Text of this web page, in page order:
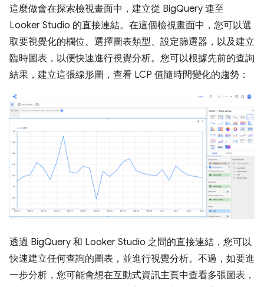
這麼做會在探索檢視畫面中，建立從 BigQuery 連至
Looker Studio 的直接連結。在這個檢視畫面中，您可以選
取要視覺化的欄位、選擇圖表類型、設定篩選器，以及建立
臨時圖表，以便快速進行視覺分析。您可以根據先前的查詢
結果，建立這張線形圖，查看 LCP 值隨時間變化的趨勢：
透過 BigQuery 和 Looker Studio 之間的直接連結，您可以
快速建立任何查詢的圖表，並進行視覺分析。不過，如要進
一步分析，您可能會想在互動式資訊主頁中查看多張圖表，